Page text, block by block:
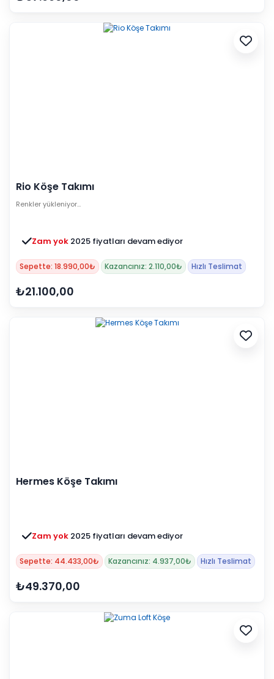
Rio Köşe Takımı
Renkler yükleniyor…
Zam yok 2025 fiyatları devam ediyor
Sepette: 18.990,00₺ Kazancınız: 2.110,00₺ Hızlı Teslimat
₺21.100,00
Hermes Köşe Takımı
Zam yok 2025 fiyatları devam ediyor
Sepette: 44.433,00₺ Kazancınız: 4.937,00₺ Hızlı Teslimat
₺49.370,00